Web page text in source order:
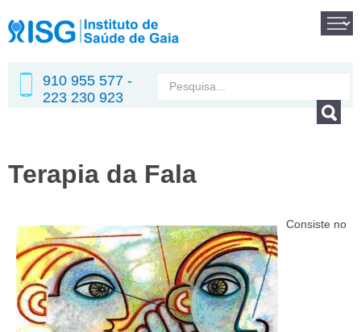
910 955 577 -
223 230 923
Terapia da Fala
Consiste no